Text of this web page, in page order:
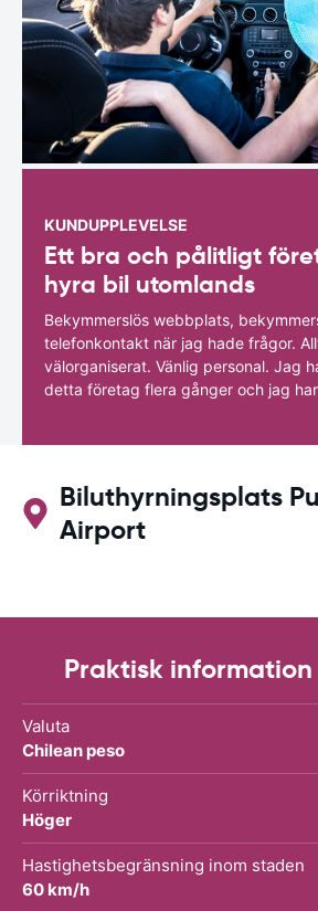
KUNDUPPLEVELSE
Ett bra och pålitligt
hyra bil utomlands
Bekymmerslös webbplats,
telefonkontakt när jag hade frågor.
välorganiserat. Vänlig personal. Jag
detta företag flera gånger och jag
Biluthyrningsplats
Airport
Praktisk information
Valuta
Chilean peso
Körriktning
Höger
Hastighetsbegränsning inom staden
60 km/h